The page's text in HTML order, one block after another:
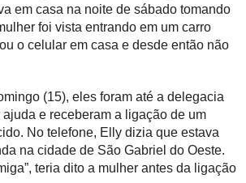
em casa na noite de sábado tomando
foi vista entrando em um carro
o celular em casa e desde então não
(15), eles foram até a delegacia
e receberam a ligação de um
No telefone, Elly dizia que estava
na cidade de São Gabriel do Oeste.
teria dito a mulher antes da ligação